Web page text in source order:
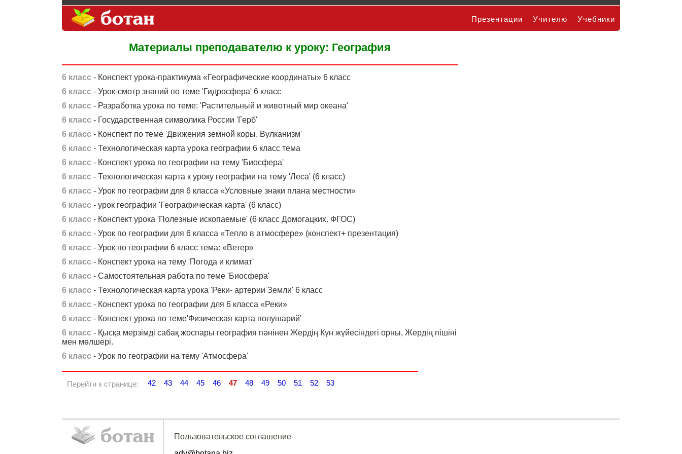
Учебники
Учителю
Презентации
Материалы преподавателю к уроку: География
6 класс- Конспект урока-практикума «Географические координаты» 6 класс
6 класс- Урок-смотр знаний по теме 'Гидросфера' 6 класс
6 класс- Разработка урока по теме: 'Растительный и животный мир океана'
6 класс- Государственная символика России 'Герб'
6 класс- Конспект по теме 'Движения земной коры. Вулканизм'
6 класс- Технологическая карта урока географии 6 класс тема
6 класс- Конспект урока по географии на тему 'Биосфера'
6 класс- Технологическая карта к уроку географии на тему 'Леса' (6 класс)
6 класс- Урок по географии для 6 класса «Условные знаки плана местности»
6 класс- урок географии 'Географическая карта' (6 класс)
6 класс- Конспект урока 'Полезные ископаемые' (6 класс Домогацких. ФГОС)
6 класс- Урок по географии для 6 класса «Тепло в атмосфере» (конспект+ презентация)
6 класс- Урок по географии 6 класс тема: «Ветер»
6 класс- Конспект урока на тему 'Погода и климат'
6 класс- Самостоятельная работа по теме 'Биосфера'
6 класс- Технологическая карта урока 'Реки- артерии Земли' 6 класс
6 класс- Конспект урока по географии для 6 класса «Реки»
6 класс- Конспект урока по теме'Физическая карта полушарий'
6 класс- Қысқа мерзімді сабақ жоспары география пәнінен Жердің Күн жүйесіндегі орны, Жердің пішіні
мен мөлшері.
6 класс- Урок по географии на тему 'Атмосфера'
Перейти к странице: 42 43 44 45 46 47 48 49 50 51 52 53
Пользовательское соглашение